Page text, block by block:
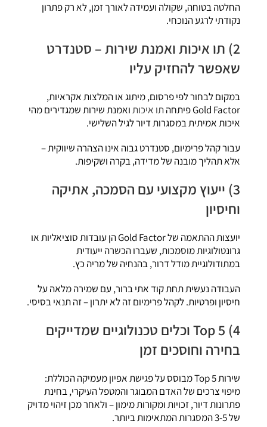
החלטה בטוחה, שקולה ועמידה לאורך זמן, לא רק פתרון
נקודתי לרגע הנוכחי.
2) תו איכות ואמנת שירות – סטנדרט
שאפשר להחזיק עליו
במקום לבחור לפי פרסום, מיתוג או המלצות אקראיות,
Gold Factor פיתחה
תו איכותואמנת שירות שמגדירים מהי
איכות אמיתית במסגרות דיור לגיל השלישי.
עבור קהל פרימיום, סטנדרט גבוה אינו הצהרה שיווקית –
אלא תהליך מובנה של מדידה, בקרה ושקיפות.
3) ייעוץ מקצועי עם הסמכה, אתיקה
וחיסיון
יועצות ההתאמה של Gold Factor הן עובדות סוציאליות או
גרונטולוגיות מוסמכות, שעברו הכשרה ייעודית
במתודולוגיית מודל דרור, בהנחיה של מריה כץ.
העבודה נעשית תחת קוד אתי ברור, עם שמירה מלאה על
חיסיון ופרטיות. לקהל פרימיום זה לא יתרון – זה תנאי בסיסי.
4) Top 5 וכלים טכנולוגיים שמדייקים
בחירה וחוסכים זמן
שירות Top 5 מבוסס על פגישת אפיון מעמיקה הכוללת:
מיפוי צרכים של האדם המבוגר והמטפל העיקרי, בחינת
פתרונות דיור, זכויות ומקורות מימון – ולאחר מכן זיהוי מדויק
של 3-5 המסגרות המתאימות ביותר.